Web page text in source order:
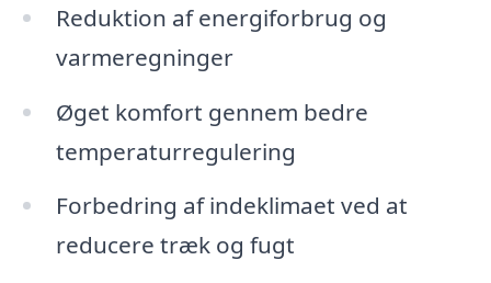
Reduktion af energiforbrug og
varmeregninger
Øget komfort gennem bedre
temperaturregulering
Forbedring af indeklimaet ved at
reducere træk og fugt